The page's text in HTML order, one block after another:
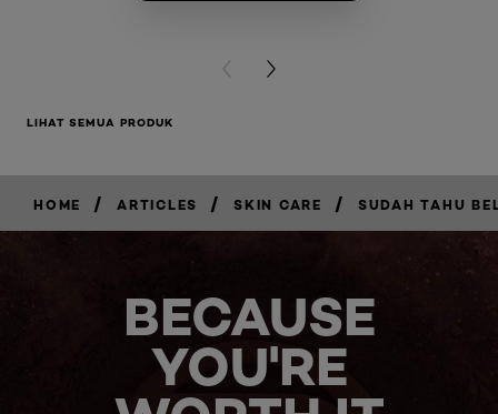
PREVIOUS CARD
NEXT CARD
LIHAT SEMUA PRODUK
HOME / ARTICLES / SKIN CARE / SUDAH TAHU
BECAUSE
YOU'RE